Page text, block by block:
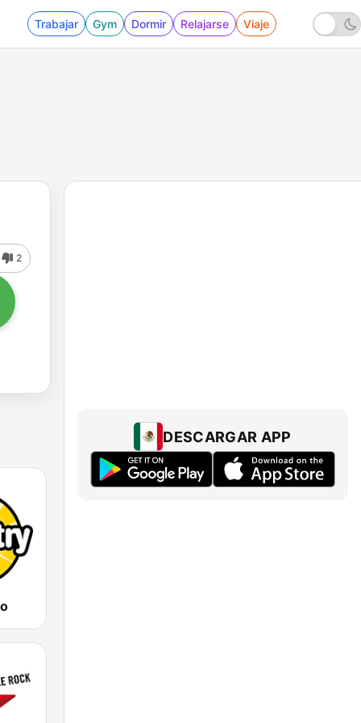
Trabajar Gym Dormir Relajarse Viaje
2
DESCARGAR APP